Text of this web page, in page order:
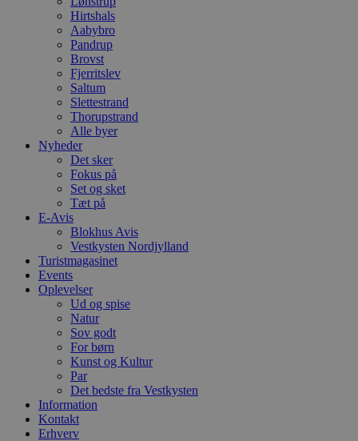
Hirtshals
Aabybro
Pandrup
Brovst
Fjerritslev
Saltum
Slettestrand
Thorupstrand
Alle byer
Nyheder
Det sker
Fokus på
Set og sket
Tæt på
E-Avis
Blokhus Avis
Vestkysten Nordjylland
Turistmagasinet
Events
Oplevelser
Ud og spise
Natur
Sov godt
For børn
Kunst og Kultur
Par
Det bedste fra Vestkysten
Information
Kontakt
Erhverv